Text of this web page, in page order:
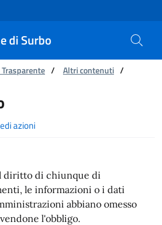
di Surbo
/ Altri contenuti /
azioni
diritto di chiunque di
le informazioni o i dati
abbiano omesso
l'obbligo.